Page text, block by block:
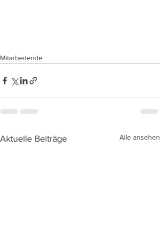
Mitarbeitende
Aktuelle Beiträge Alle ansehen